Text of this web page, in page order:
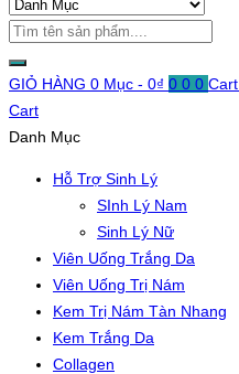
GIỎ HÀNG 0 Mục - 0₫ 0 0 0 Cart
Cart
Danh Mục
Hỗ Trợ Sinh Lý
SInh Lý Nam
Sinh Lý Nữ
Viên Uống Trắng Da
Viên Uống Trị Nám
Kem Trị Nám Tàn Nhang
Kem Trắng Da
Collagen